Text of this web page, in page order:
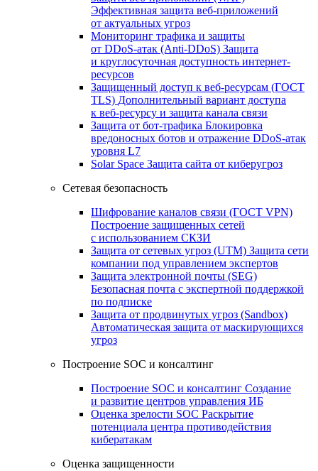
Эффективная защита веб-приложений
от актуальных угроз
Мониторинг трафика и защиты
от DDoS‑атак (Anti‑DDoS) Защита
и круглосуточная доступность интернет-
ресурсов
Защищенный доступ к веб-ресурсам (ГОСТ
TLS) Дополнительный вариант доступа
к веб‑ресурсу и защита канала связи
Защита от бот‑трафика Блокировка
вредоносных ботов и отражение DDoS‑атак
уровня L7
Solar Space Защита сайта от киберугроз
Сетевая безопасность
Шифрование каналов связи (ГОСТ VPN)
Построение защищенных сетей
с использованием СКЗИ
Защита от сетевых угроз (UTM) Защита сети
компании под управлением экспертов
Защита электронной почты (SEG)
Безопасная почта с экспертной поддержкой
по подписке
Защита от продвинутых угроз (Sandbox)
Автоматическая защита от маскирующихся
угроз
Построение SOC и консалтинг
Построение SOC и консалтинг Создание
и развитие центров управления ИБ
Оценка зрелости SOC Раскрытие
потенциала центра противодействия
кибератакам
Оценка защищенности